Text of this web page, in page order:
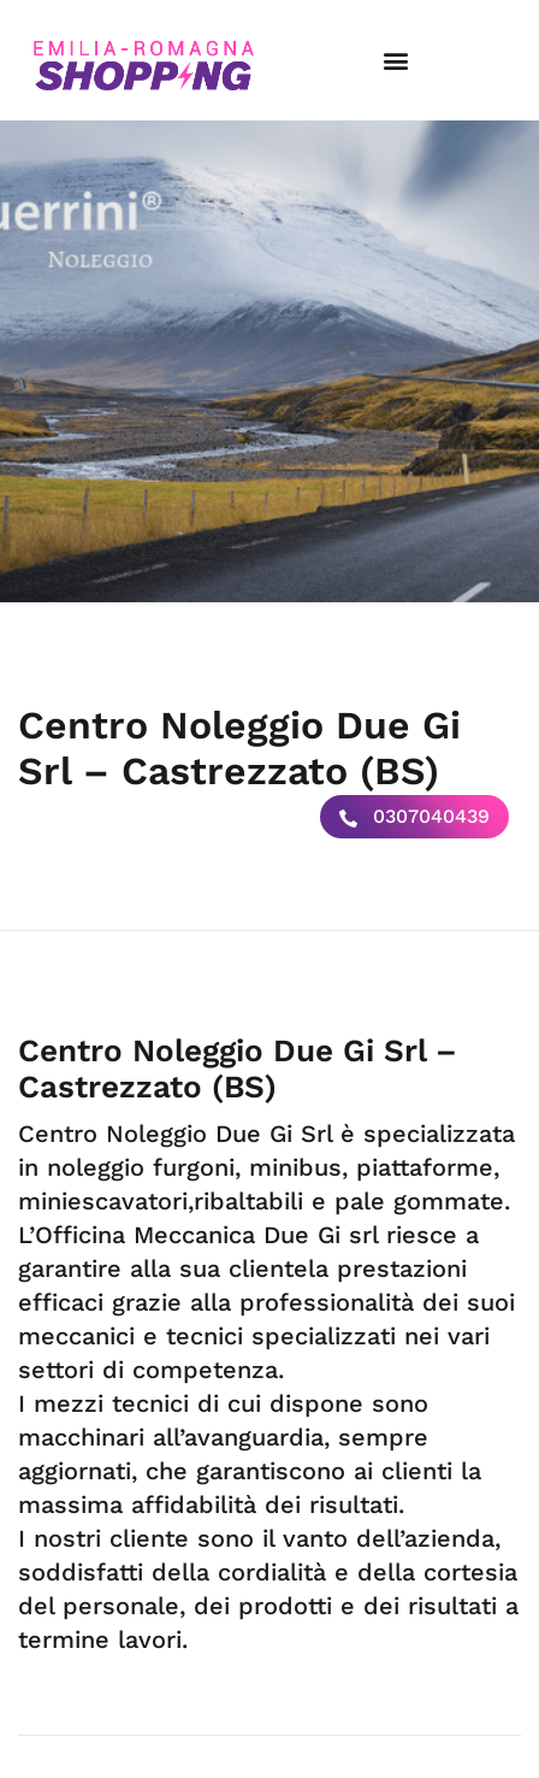
Centro Noleggio Due Gi
Srl – Castrezzato (BS)
0307040439
Centro Noleggio Due Gi Srl –
Castrezzato (BS)
Centro Noleggio Due Gi Srl è specializzata
in noleggio furgoni, minibus, piattaforme,
miniescavatori,ribaltabili e pale gommate.
L’Officina Meccanica Due Gi srl riesce a
garantire alla sua clientela prestazioni
efficaci grazie alla professionalità dei suoi
meccanici e tecnici specializzati nei vari
settori di competenza.
I mezzi tecnici di cui dispone sono
macchinari all’avanguardia, sempre
aggiornati, che garantiscono ai clienti la
massima affidabilità dei risultati.
I nostri cliente sono il vanto dell’azienda,
soddisfatti della cordialità e della cortesia
del personale, dei prodotti e dei risultati a
termine lavori.